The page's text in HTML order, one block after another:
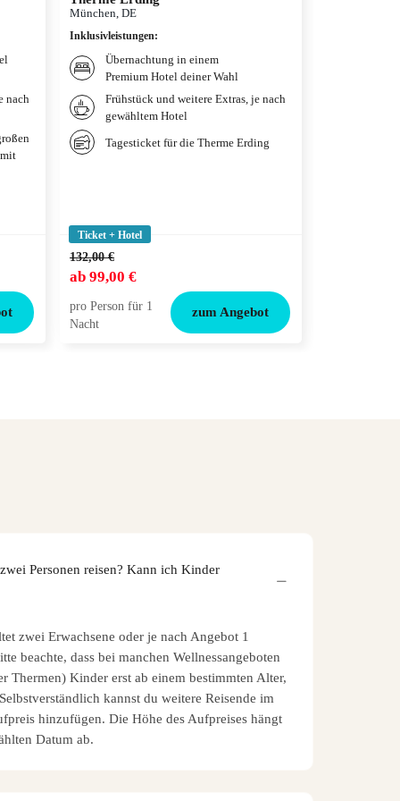
nach
München, DE
Inklusivleistungen:
Übernachtung in einem
Premium Hotel deiner Wahl
Frühstück und weitere Extras, je nach
gewähltem Hotel
Tagesticket für die Therme Erding
Ticket + Hotel
132,00 €
ab 99,00 €
pro Person für 1
Nacht
zum Angebot
Personen reisen? Kann ich Kinder
zwei Erwachsene oder je nach Angebot 1
beachte, dass bei manchen Wellnessangeboten
Thermen) Kinder erst ab einem bestimmten Alter,
kannst du weitere Reisende im
hinzufügen. Die Höhe des Aufpreises hängt
Datum ab.